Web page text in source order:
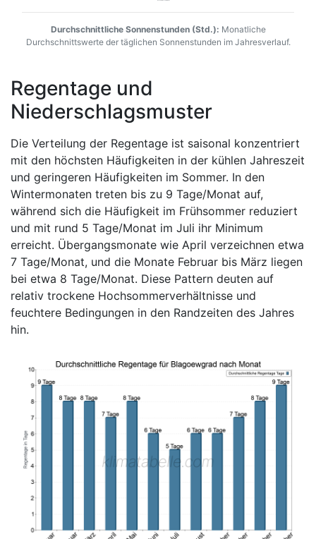
Durchschnittliche Sonnenstunden (Std.): Monatliche
Durchschnittswerte der täglichen Sonnenstunden im Jahresverlauf.
Regentage und
Niederschlagsmuster
Die Verteilung der Regentage ist saisonal konzentriert
mit den höchsten Häufigkeiten in der kühlen Jahreszeit
und geringeren Häufigkeiten im Sommer. In den
Wintermonaten treten bis zu 9 Tage/Monat auf,
während sich die Häufigkeit im Frühsommer reduziert
und mit rund 5 Tage/Monat im Juli ihr Minimum
erreicht. Übergangsmonate wie April verzeichnen etwa
7 Tage/Monat, und die Monate Februar bis März liegen
bei etwa 8 Tage/Monat. Diese Pattern deuten auf
relativ trockene Hochsommerverhältnisse und
feuchtere Bedingungen in den Randzeiten des Jahres
hin.